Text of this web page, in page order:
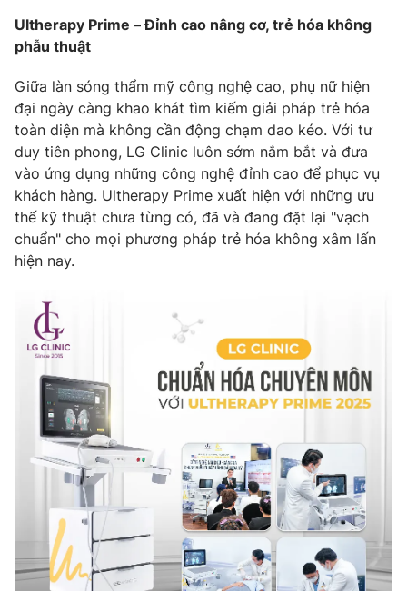
Photo Infographic
Video Shorts video
VTV Money VTV Thể thao
VTV Sức khoẻ Bất động sản
Thị trường 24h Tấm lòng Việt
VTV9 VTV8
Liên hệ tòa soạn English
THỜI BÁO VTV
Theo dõi báo trên
Ultherapy Prime – Đỉnh cao nâng cơ, trẻ hóa không
phẫu thuật
Giữa làn sóng thẩm mỹ công nghệ cao, phụ nữ hiện
đại ngày càng khao khát tìm kiếm giải pháp trẻ hóa
toàn diện mà không cần động chạm dao kéo. Với tư
duy tiên phong, LG Clinic luôn sớm nắm bắt và đưa
vào ứng dụng những công nghệ đỉnh cao để phục vụ
khách hàng. Ultherapy Prime xuất hiện với những ưu
thế kỹ thuật chưa từng có, đã và đang đặt lại "vạch
chuẩn" cho mọi phương pháp trẻ hóa không xâm lấn
hiện nay.